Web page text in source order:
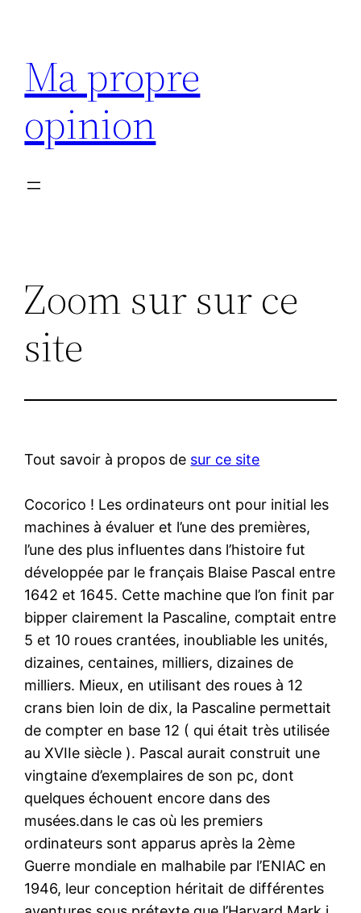
contenu
Ma propre
opinion
Zoom sur sur ce
site
Tout savoir à propos de sur ce site
Cocorico ! Les ordinateurs ont pour initial les
machines à évaluer et l’une des premières,
l’une des plus influentes dans l’histoire fut
développée par le français Blaise Pascal entre
1642 et 1645. Cette machine que l’on finit par
bipper clairement la Pascaline, comptait entre
5 et 10 roues crantées, inoubliable les unités,
dizaines, centaines, milliers, dizaines de
milliers. Mieux, en utilisant des roues à 12
crans bien loin de dix, la Pascaline permettait
de compter en base 12 ( qui était très utilisée
au XVIIe siècle ). Pascal aurait construit une
vingtaine d’exemplaires de son pc, dont
quelques échouent encore dans des
musées.dans le cas où les premiers
ordinateurs sont apparus après la 2ème
Guerre mondiale en malhabile par l’ENIAC en
1946, leur conception héritait de différentes